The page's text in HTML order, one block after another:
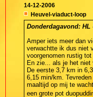
14-12-2006
Heuvel-viaduct-loop
Donderdagavond: HL
Amper iets meer dan
verwachtte ik dus niet
voorgenomen rustig
En zie... als je het niet
De eerste 3,7 km in
6,15 min/km.
maaltijd op mij te
een grote pot